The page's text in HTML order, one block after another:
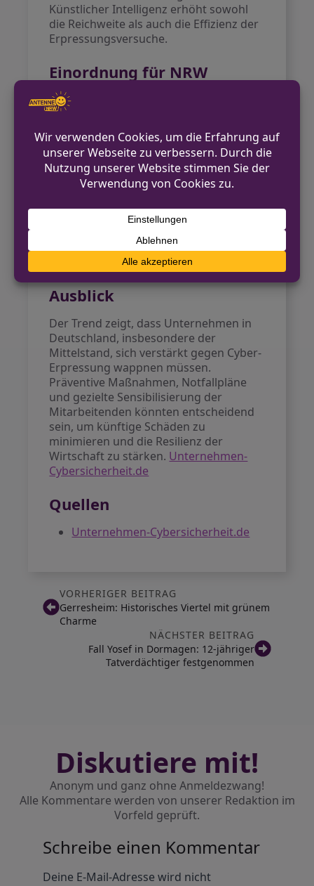
Künstlicher Intelligenz erhöht sowohl
die Reichweite als auch die Effizienz der
Erpressungsversuche.
Einordnung für NRW
NRW, als eines der wirtschaftsstärksten
Bundesländer mit zahlreichen
Mittelständlern, ist in besonderem
Maße von diesen Entwicklungen
betroffen. Angriffe auf Unternehmen
können sich nicht nur auf den eigenen
Geschäftsbetrieb, sondern auch auf
gesamte Märkte auswirken. Gerade in
gibt es erhebliche Folgeschäden, wenn
einzelne Betriebe lahmgelegt werden.
Ausblick
Der Trend zeigt, dass Unternehmen in
Deutschland, insbesondere der
Mittelstand, sich verstärkt gegen Cyber-
Erpressung wappnen müssen.
Präventive Maßnahmen, Notfallpläne
und gezielte Sensibilisierung der
Mitarbeitenden könnten entscheidend
sein, um künftige Schäden zu
minimieren und die Resilienz der
Wirtschaft zu stärken. Unternehmen-
Cybersicherheit.de
Quellen
Unternehmen-Cybersicherheit.de
VORHERIGER BEITRAG
Gerresheim: Historisches Viertel mit grünem
Charme
NÄCHSTER BEITRAG
Fall Yosef in Dormagen: 12-jähriger
Tatverdächtiger festgenommen
Diskutiere mit!
Anonym und ganz ohne Anmeldezwang!
Alle Kommentare werden von unserer Redaktion im
Vorfeld geprüft.
Schreibe einen Kommentar
Deine E-Mail-Adresse wird nicht